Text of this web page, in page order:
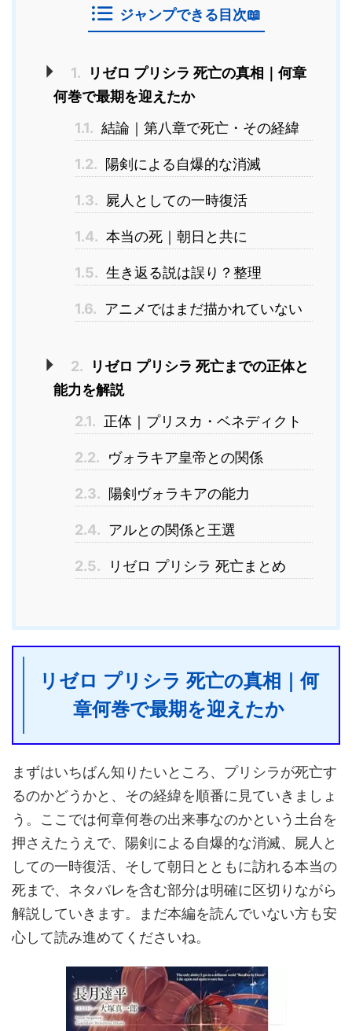
ジャンプできる目次📖
1.
リゼロ プリシラ 死亡の真相｜何章
何巻で最期を迎えたか
1.1. 結論｜第八章で死亡・その経緯
1.2. 陽剣による自爆的な消滅
1.3. 屍人としての一時復活
1.4. 本当の死｜朝日と共に
1.5. 生き返る説は誤り？整理
1.6. アニメではまだ描かれていない
2.
リゼロ プリシラ 死亡までの正体と
能力を解説
2.1. 正体｜プリスカ・ベネディクト
2.2. ヴォラキア皇帝との関係
2.3. 陽剣ヴォラキアの能力
2.4. アルとの関係と王選
2.5. リゼロ プリシラ 死亡まとめ
リゼロ プリシラ 死亡の真相｜何
章何巻で最期を迎えたか
まずはいちばん知りたいところ、プリシラが死亡す
るのかどうかと、その経緯を順番に見ていきましょ
う。ここでは何章何巻の出来事なのかという土台を
押さえたうえで、陽剣による自爆的な消滅、屍人と
しての一時復活、そして朝日とともに訪れる本当の
死まで、ネタバレを含む部分は明確に区切りながら
解説していきます。まだ本編を読んでいない方も安
心して読み進めてくださいね。